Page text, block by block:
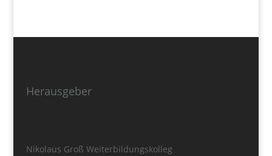
Herausgeber
Nikolaus Groß Weiterbildungskolleg